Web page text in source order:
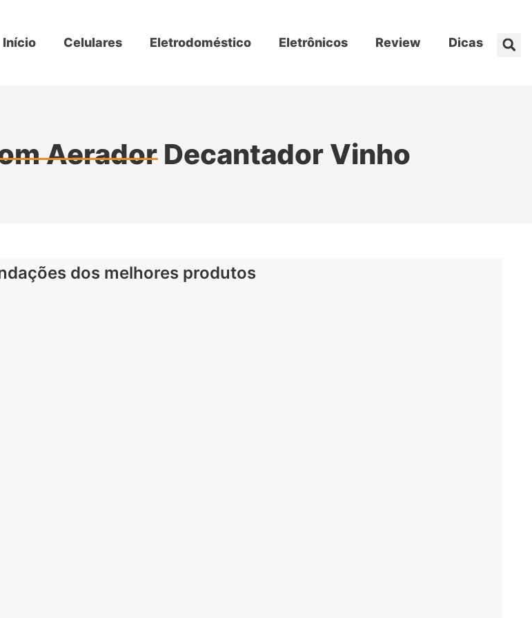
Início Celulares Eletrodoméstico Eletrônicos Review Dicas
Aerador Decantador Vinho
dos melhores produtos